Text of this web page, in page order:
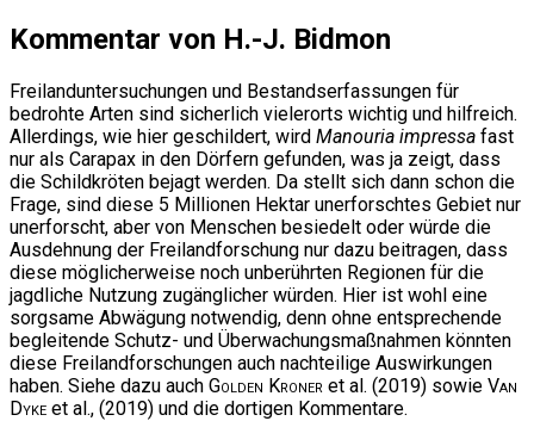
Kommentar von H.-J. Bidmon
Freilanduntersuchungen und Bestandserfassungen für
bedrohte Arten sind sicherlich vielerorts wichtig und hilfreich.
Allerdings, wie hier geschildert, wird Manouria impressa fast
nur als Carapax in den Dörfern gefunden, was ja zeigt, dass
die Schildkröten bejagt werden. Da stellt sich dann schon die
Frage, sind diese 5 Millionen Hektar unerforschtes Gebiet nur
unerforscht, aber von Menschen besiedelt oder würde die
Ausdehnung der Freilandforschung nur dazu beitragen, dass
diese möglicherweise noch unberührten Regionen für die
jagdliche Nutzung zugänglicher würden. Hier ist wohl eine
sorgsame Abwägung notwendig, denn ohne entsprechende
begleitende Schutz- und Überwachungsmaßnahmen könnten
diese Freilandforschungen auch nachteilige Auswirkungen
haben. Siehe dazu auch Golden Kroner et al. (2019) sowie Van
Dyke et al., (2019) und die dortigen Kommentare.